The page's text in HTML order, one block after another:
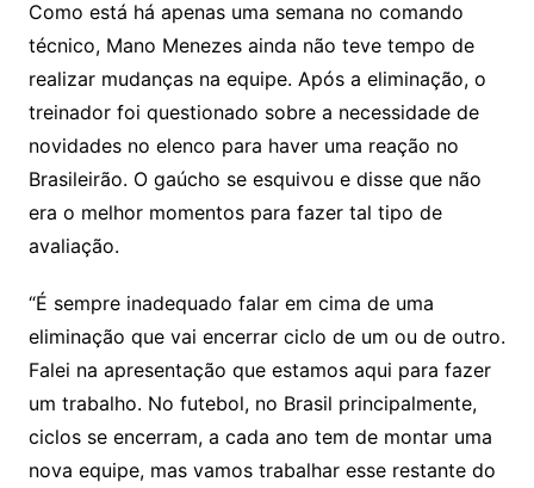
Como está há apenas uma semana no comando
técnico, Mano Menezes ainda não teve tempo de
realizar mudanças na equipe. Após a eliminação, o
treinador foi questionado sobre a necessidade de
novidades no elenco para haver uma reação no
Brasileirão. O gaúcho se esquivou e disse que não
era o melhor momentos para fazer tal tipo de
avaliação.
“É sempre inadequado falar em cima de uma
eliminação que vai encerrar ciclo de um ou de outro.
Falei na apresentação que estamos aqui para fazer
um trabalho. No futebol, no Brasil principalmente,
ciclos se encerram, a cada ano tem de montar uma
nova equipe, mas vamos trabalhar esse restante do